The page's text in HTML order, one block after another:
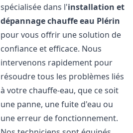
spécialisée dans l'installation et
dépannage chauffe eau Plérin
pour vous offrir une solution de
confiance et efficace. Nous
intervenons rapidement pour
résoudre tous les problèmes liés
à votre chauffe-eau, que ce soit
une panne, une fuite d'eau ou
une erreur de fonctionnement.